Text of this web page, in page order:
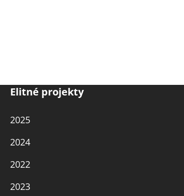
Elitné projekty
2025
2024
2022
2023